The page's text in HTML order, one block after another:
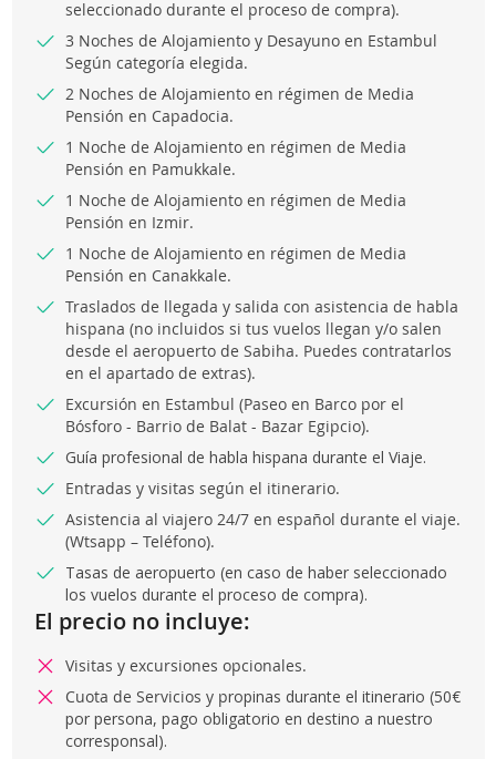
seleccionado durante el proceso de compra).
3 Noches de Alojamiento y Desayuno en Estambul
Según categoría elegida.
2 Noches de Alojamiento en régimen de Media
Pensión en Capadocia.
1 Noche de Alojamiento en régimen de Media
Pensión en Pamukkale.
1 Noche de Alojamiento en régimen de Media
Pensión en Izmir.
1 Noche de Alojamiento en régimen de Media
Pensión en Canakkale.
Traslados de llegada y salida con asistencia de habla
hispana (no incluidos si tus vuelos llegan y/o salen
desde el aeropuerto de Sabiha. Puedes contratarlos
en el apartado de extras).
Excursión en Estambul (Paseo en Barco por el
Bósforo - Barrio de Balat - Bazar Egipcio).
Guía profesional de habla hispana durante el Viaje.
Entradas y visitas según el itinerario.
Asistencia al viajero 24/7 en español durante el viaje.
(Wtsapp – Teléfono).
Tasas de aeropuerto (en caso de haber seleccionado
los vuelos durante el proceso de compra).
El precio no incluye:
Visitas y excursiones opcionales.
Cuota de Servicios y propinas durante el itinerario (50€
por persona, pago obligatorio en destino a nuestro
corresponsal).